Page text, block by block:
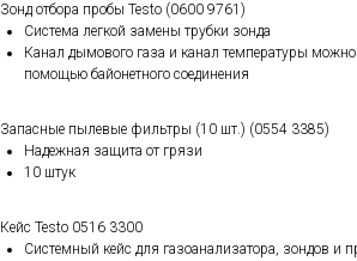
Зонд отбора пробы Testo (0600 9761)
Система легкой замены трубки зонда
Канал дымового газа и канал температуры
помощью байонетного соединения
Запасные пылевые фильтры (10 шт.) (0554 3385)
Надежная защита от грязи
10 штук
Кейс Testo 0516 3300
Системный кейс для газоанализатора, зондов и